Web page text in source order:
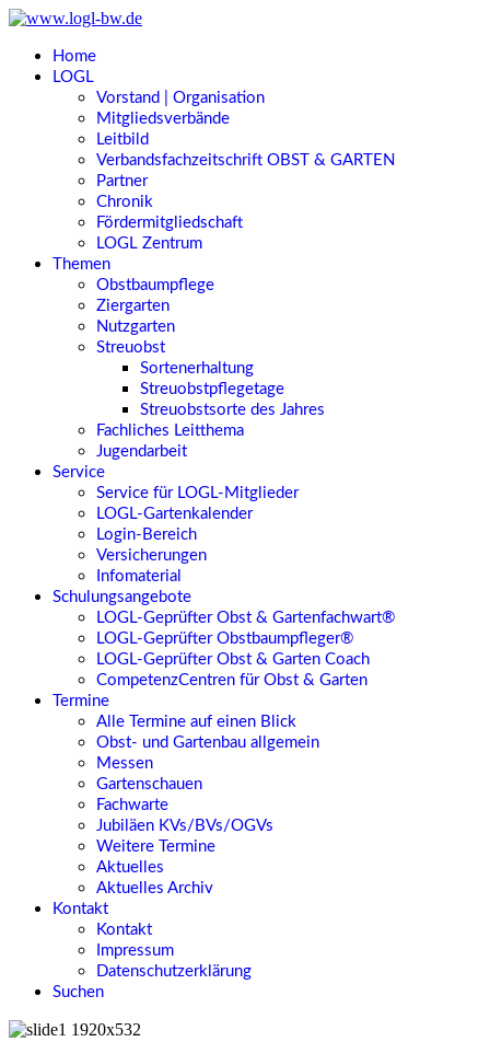
Home
LOGL
Vorstand | Organisation
Mitgliedsverbände
Leitbild
Verbandsfachzeitschrift OBST & GARTEN
Partner
Chronik
Fördermitgliedschaft
LOGL Zentrum
Themen
Obstbaumpflege
Ziergarten
Nutzgarten
Streuobst
Sortenerhaltung
Streuobstpflegetage
Streuobstsorte des Jahres
Fachliches Leitthema
Jugendarbeit
Service
Service für LOGL-Mitglieder
LOGL-Gartenkalender
Login-Bereich
Versicherungen
Infomaterial
Schulungsangebote
LOGL-Geprüfter Obst & Gartenfachwart®
LOGL-Geprüfter Obstbaumpfleger®
LOGL-Geprüfter Obst & Garten Coach
CompetenzCentren für Obst & Garten
Termine
Alle Termine auf einen Blick
Obst- und Gartenbau allgemein
Messen
Gartenschauen
Fachwarte
Jubiläen KVs/BVs/OGVs
Weitere Termine
Aktuelles
Aktuelles Archiv
Kontakt
Kontakt
Impressum
Datenschutzerklärung
Suchen